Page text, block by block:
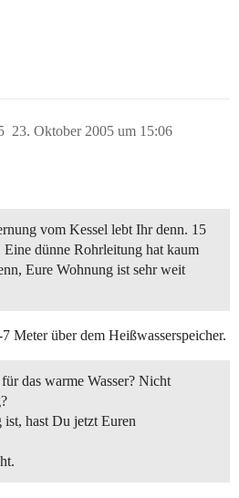
23. Oktober 2005 um 15:06
vom Kessel lebt Ihr denn. 15
dünne Rohrleitung hat kaum
Eure Wohnung ist sehr weit
Meter über dem Heißwasserspeicher.
das warme Wasser? Nicht
hast Du jetzt Euren